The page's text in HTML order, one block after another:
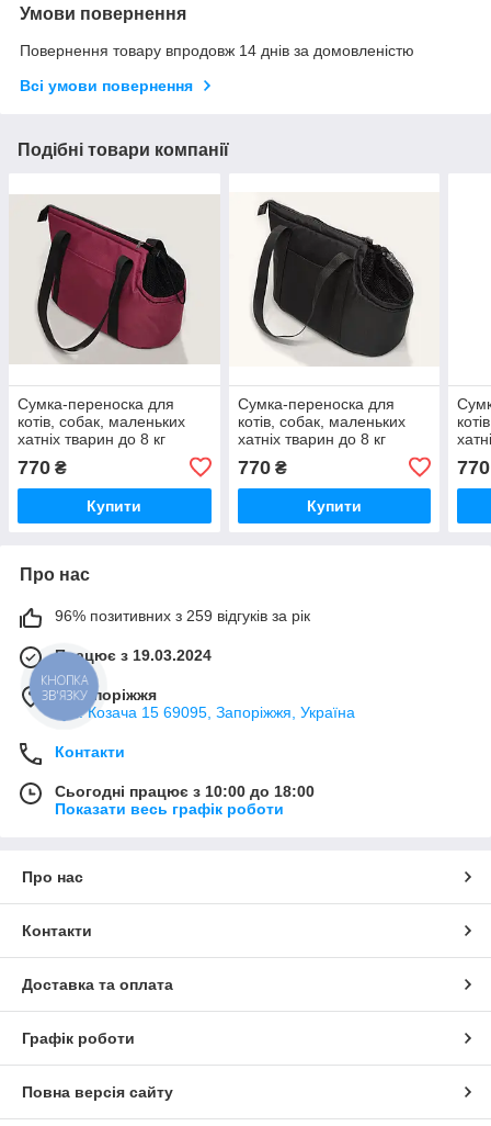
Умови повернення
Повернення товару впродовж 14 днів за домовленістю
Всі умови повернення
Подібні товари компанії
Сумка-переноска для
котів, собак, маленьких
хатніх тварин до 8 кг
770 ₴
Купити
Сумка-переноска для
котів, собак, маленьких
хатніх тварин до 8 кг
770₴
Купити
770
Про нас
96% позитивних з 259 відгуків за рік
Працює з 19.03.2024
м. Запоріжжя
вул. Козача 15 69095, Запоріжжя, Україна
Контакти
Сьогодні працює з 10:00 до 18:00
Показати весь графік роботи
Про нас
Контакти
Доставка та оплата
Графік роботи
Повна версія сайту
КНОПКА
ЗВ'ЯЗКУ